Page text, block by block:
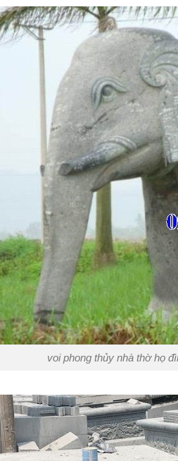
voi phong thủy nhà thờ họ